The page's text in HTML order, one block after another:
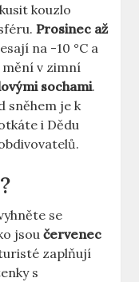
kouzlo
Prosinec až
na -10 °C a
mění v zimní
sochami.
sněhem je k
i Dědu
se
jsoučervenec
zaplňují
s